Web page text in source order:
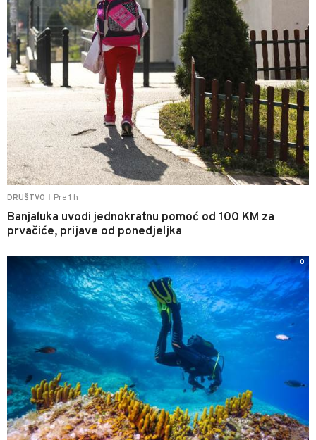
DRUŠTVO Pre 1 h
Banjaluka uvodi jednokratnu pomoć od 100 KM za
prvačiće, prijave od ponedjeljka
0